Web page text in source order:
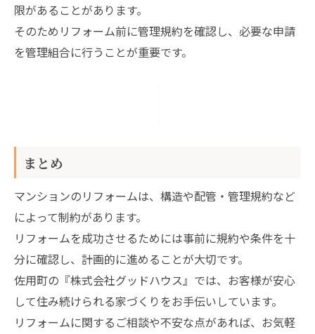
限があることがあります。
そのためリフォーム前に管理規約を確認し、必要な申請
を管理組合に行うことが重要です。
まとめ
マンションのリフォームは、構造や配管・管理規約など
によって制約があります。
リフォームを成功させるためには事前に規約や条件を十
分に確認し、計画的に進めることが大切です。
佐用町の『株式会社グッドハウス』では、お客様が安心
して住み続けられる家づくりをお手伝いしています。
リフォームに関するご相談や不安な点があれば、お気軽